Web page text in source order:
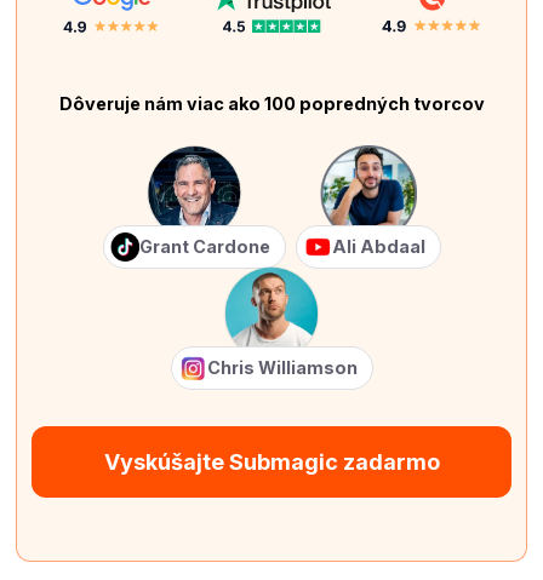
Dôveruje nám viac ako 100 popredných tvorcov
Grant Cardone Ali Abdaal
Chris Williamson
Vyskúšajte Submagic zadarmo